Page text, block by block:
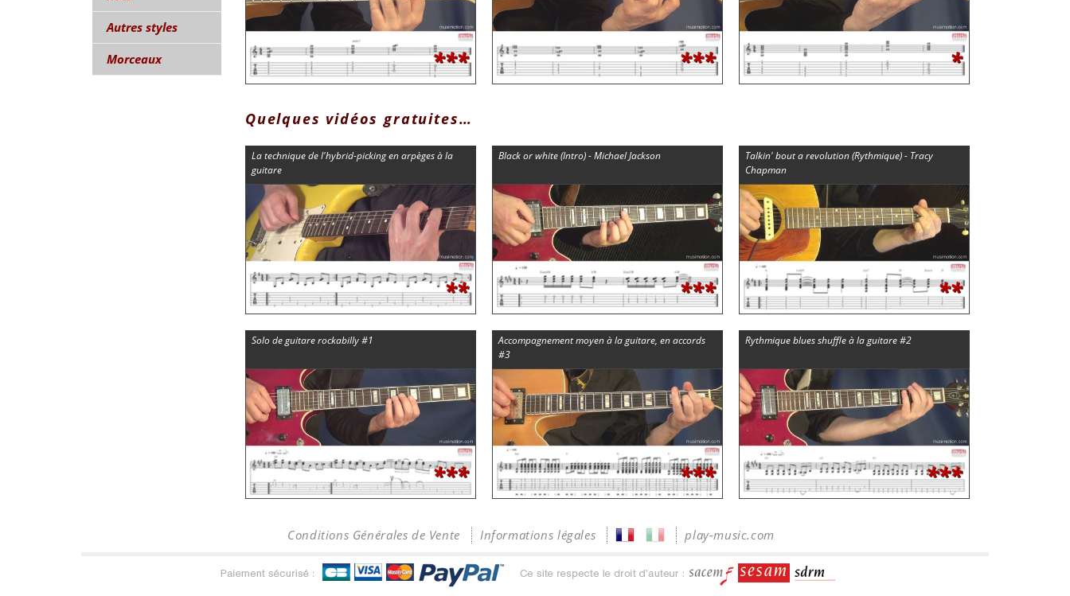
Autres styles
Morceaux
*** *** *
Quelques vidéos gratuites…
La technique de l'hybrid-picking en arpèges à la
guitare
**
Black or white (Intro) - Michael Jackson
***
Talkin' bout a revolution (Rythmique) - Tracy
Chapman
**
Solo de guitare rockabilly #1
***
Accompagnement moyen à la guitare, en accords
#3
***
Rythmique blues shuffle à la guitare #2
***
Conditions Générales de Vente Informations légales play-music.com